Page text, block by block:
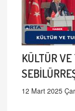
KÜLTÜR
12 Mart 2025